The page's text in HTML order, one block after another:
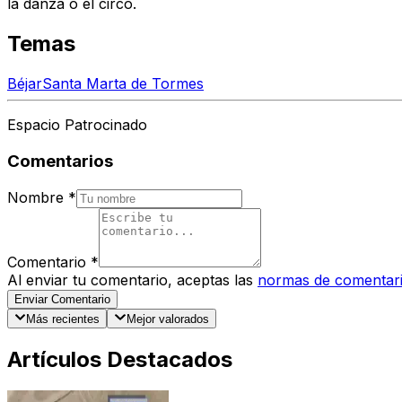
la danza o el circo.
Temas
BéjarSanta Marta de Tormes
Espacio Patrocinado
Comentarios
Nombre *
Comentario *
Al enviar tu comentario, aceptas las normas de
Enviar Comentario
Más recientes
Mejor valorados
Artículos Destacados